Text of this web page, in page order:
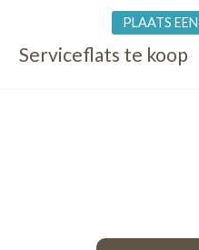
Serviceflats te koop
PLAATS